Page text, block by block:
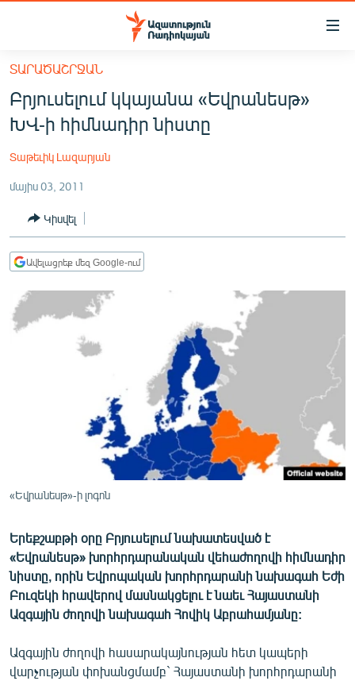
Մատչելիության
հիմնական
բովանդակությանը
Անցնել
հիմնական
մենյուին
ՀԱՅԱՍՏԱՆ
ՔԱՂԱՔԱԿԱՆ
ԸՆՏՐՈՒԹՅՈՒՆՆԵՐ 2026
ԻՐԱՎՈՒՆՔ
ՀԱՍԱՐԱԿՈՒԹՅՈՒՆ
ՏՆՏԵՍՈՒԹՅՈՒՆ
ՊԱՏԵՐԱԶՄԻ 6 ՇԱԲԱԹՆԵՐԸ
ՏԱՐԱԾԱՇՐՋԱՆ
ՄԵԿՆԱԲԱՆՈՒԹՅՈՒՆ
ԱՐԽԻՎ
ՏԵՍԱՆՅՈՒԹԵՐ
ԲԱՆԱՎԵՃ
ՁԳՏԵԼՈՎ ԼԱՎԱԳՈՒՅՆԻՆ
ՓՈԴՔԱՍԹ
ՏԱՐԱԾԱՇՐՋԱՆ
Բրյուսելում կկայանա «Եվրանեսթ»
ԽՎ-ի հիմնադիր նիստը
Տաթեւիկ Լազարյան
մայիս 03, 2011
Կիսվել
Ավելացրեք մեզ Google-ում
«Եվրանեսթ»-ի լոգոն
Երեքշաբթի օրը Բրյուսելում նախատեսված է
«Եվրանեսթ» խորհրդարանական վեհաժողովի հիմնադիր
նիստը, որին Եվրոպական խորհրդարանի նախագահ Եժի
Բուզեկի հրավերով մասնակցելու է նաեւ Հայաստանի
Ազգային ժողովի նախագահ Հովիկ Աբրահամյանը:
Ազգային ժողովի հասարակայնության հետ կապերի
վարչության փոխանցմամբ` Հայաստանի խորհրդարանի